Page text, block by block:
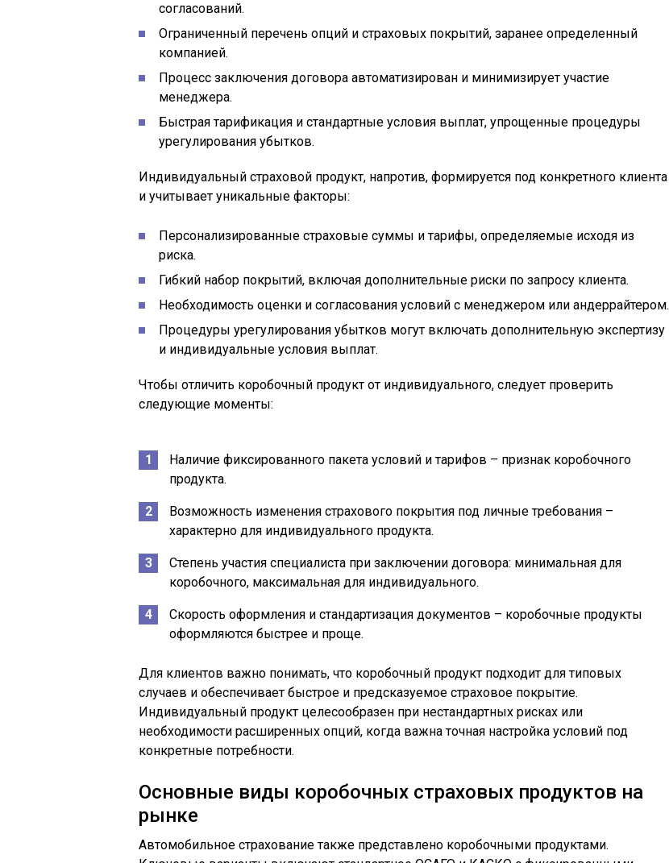
согласований.
Ограниченный перечень опций и страховых покрытий, заранее определенный
компанией.
Процесс заключения договора автоматизирован и минимизирует участие
менеджера.
Быстрая тарификация и стандартные условия выплат, упрощенные процедуры
урегулирования убытков.
Индивидуальный страховой продукт, напротив, формируется под конкретного клиента
и учитывает уникальные факторы:
Персонализированные страховые суммы и тарифы, определяемые исходя из
риска.
Гибкий набор покрытий, включая дополнительные риски по запросу клиента.
Необходимость оценки и согласования условий с менеджером или андеррайтером.
Процедуры урегулирования убытков могут включать дополнительную экспертизу
и индивидуальные условия выплат.
Чтобы отличить коробочный продукт от индивидуального, следует проверить
следующие моменты:
Наличие фиксированного пакета условий и тарифов – признак коробочного
продукта.
Возможность изменения страхового покрытия под личные требования –
характерно для индивидуального продукта.
Степень участия специалиста при заключении договора: минимальная для
коробочного, максимальная для индивидуального.
Скорость оформления и стандартизация документов – коробочные продукты
оформляются быстрее и проще.
Для клиентов важно понимать, что коробочный продукт подходит для типовых
случаев и обеспечивает быстрое и предсказуемое страховое покрытие.
Индивидуальный продукт целесообразен при нестандартных рисках или
необходимости расширенных опций, когда важна точная настройка условий под
конкретные потребности.
Основные виды коробочных страховых продуктов на
рынке
Автомобильное страхование также представлено коробочными продуктами.